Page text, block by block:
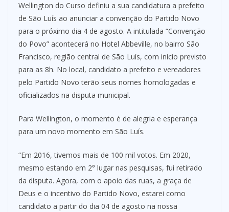
Wellington do Curso definiu a sua candidatura a prefeito
de São Luís ao anunciar a convenção do Partido Novo
para o próximo dia 4 de agosto. A intitulada “Convenção
do Povo” acontecerá no Hotel Abbeville, no bairro São
Francisco, região central de São Luís, com início previsto
para as 8h. No local, candidato a prefeito e vereadores
pelo Partido Novo terão seus nomes homologadas e
oficializados na disputa municipal.
Para Wellington, o momento é de alegria e esperança
para um novo momento em São Luís.
“Em 2016, tivemos mais de 100 mil votos. Em 2020,
mesmo estando em 2° lugar nas pesquisas, fui retirado
da disputa. Agora, com o apoio das ruas, a graça de
Deus e o incentivo do Partido Novo, estarei como
candidato a partir do dia 04 de agosto na nossa